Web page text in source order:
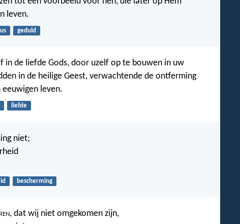
leven.
geduld
in de liefde Gods, door uzelf op te bouwen in uw
in de heilige Geest, verwachtende de ontferming
eeuwigen leven.
liefde
niet;
bescherming
, dat wij niet omgekomen zijn,